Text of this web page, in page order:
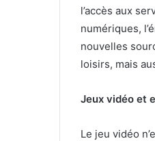
l’accès aux
numériques,
nouvelles
loisirs, mais
Jeux vidéo et
Le jeu vidéo